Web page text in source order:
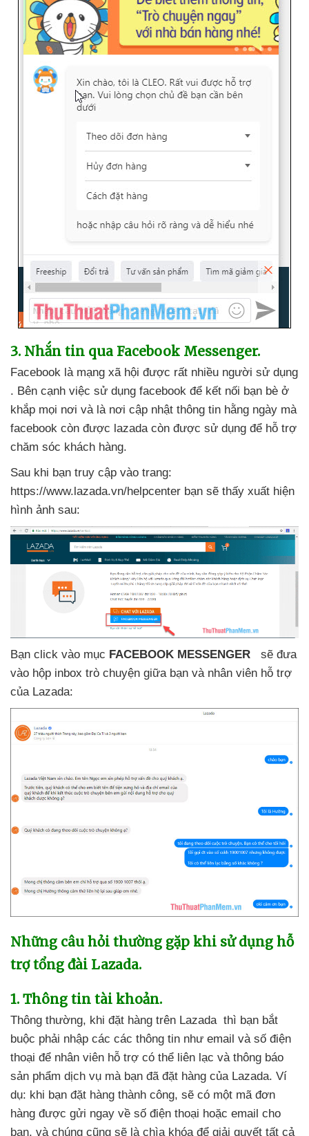
3. Nhắn tin qua Facebook Messenger.
Facebook là mạng xã hội được rất nhiều người sử dụng
. Bên cạnh việc sử dụng facebook để kết nối bạn bè ở
khắp mọi nơi và là nơi cập nhật thông tin hằng ngày mà
facebook còn được lazada còn được sử dụng để hỗ trợ
chăm sóc khách hàng.
Sau khi bạn truy cập vào trang:
https://www.lazada.vn/helpcenter bạn sẽ thấy xuất hiện
hình ảnh sau:
Bạn click vào mục FACEBOOK MESSENGER
sẽ đưa
vào hộp inbox trò chuyện giữa bạn và nhân viên hỗ trợ
của Lazada:
Những câu hỏi thường gặp khi sử dụng hỗ
trợ tổng đài Lazada.
1. Thông tin tài khoản.
Thông thường, khi đặt hàng trên Lazada thì bạn bắt
buộc phải nhập các các thông tin như email và số điện
thoại để nhân viên hỗ trợ có thể liên lạc và thông báo
sản phẩm dịch vụ mà bạn đã đặt hàng của Lazada. Ví
dụ: khi bạn đặt hàng thành công, sẽ có một mã đơn
hàng được gửi ngay về số điện thoại hoặc email cho
bạn, và chúng cũng sẽ là chìa khóa để giải quyết tất cả